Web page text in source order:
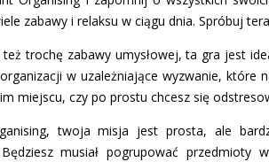
zabawy i relaksu w ciągu dnia. Spróbuj
też trochę zabawy umysłowej, ta gra jest
w uzależniające wyzwanie,
miejscu, czy po prostu chcesz się
twoja misja jest prosta, ale
musiał pogrupować przedmioty